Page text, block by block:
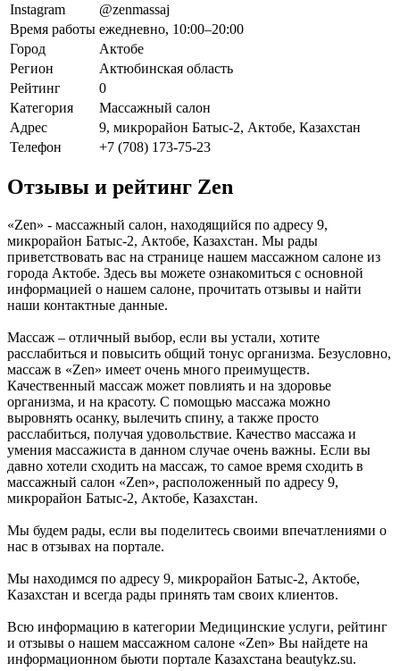
Instagram
@zenmassaj
Время работы ежедневно, 10:00–20:00
Город
Актобе
Регион
Актюбинская область
Рейтинг
0
Категория
Массажный салон
Адрес
9, микрорайон Батыс-2, Актобе, Казахстан
Телефон
+7 (708) 173-75-23
Отзывы и рейтинг Zen
«Zen» - массажный салон, находящийся по адресу 9,
микрорайон Батыс-2, Актобе, Казахстан. Мы рады
приветствовать вас на странице нашем массажном салоне из
города Актобе. Здесь вы можете ознакомиться с основной
информацией о нашем салоне, прочитать отзывы и найти
наши контактные данные.
Массаж – отличный выбор, если вы устали, хотите
расслабиться и повысить общий тонус организма. Безусловно,
массаж в «Zen» имеет очень много преимуществ.
Качественный массаж может повлиять и на здоровье
организма, и на красоту. С помощью массажа можно
выровнять осанку, вылечить спину, а также просто
расслабиться, получая удовольствие. Качество массажа и
умения массажиста в данном случае очень важны. Если вы
давно хотели сходить на массаж, то самое время сходить в
массажный салон «Zen», расположенный по адресу 9,
микрорайон Батыс-2, Актобе, Казахстан.
Мы будем рады, если вы поделитесь своими впечатлениями о
нас в отзывах на портале.
Мы находимся по адресу 9, микрорайон Батыс-2, Актобе,
Казахстан и всегда рады принять там своих клиентов.
Всю информацию в категории Медицинские услуги, рейтинг
и отзывы о нашем массажном салоне «Zen» Вы найдете на
информационном бьюти портале Казахстана beautykz.su.